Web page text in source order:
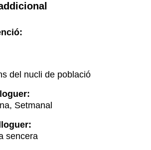
del nucli de població
Setmanal
sencera